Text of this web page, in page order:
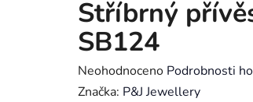
Stříbrný
SB124
Průměrné
hodnocení
Neohodnoceno Podrobnosti
Značka: P&J Jewellery